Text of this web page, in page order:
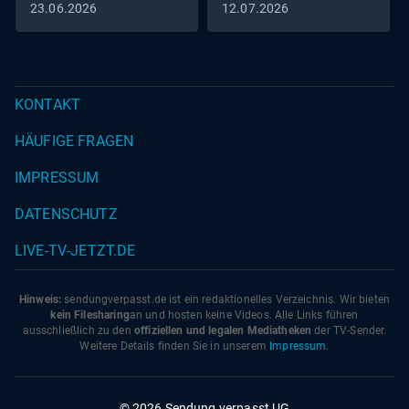
Venezianerinnen und Venezianer fürchten, ihre Stadt
könnte im Zuge des Klimawandels verschwinden. Daher
setzen sie auf einen mehrdimensionalen Ansatz aus
technischer Innovation und Renaturierungsmaßnahmen.
23.06.2026 12.07.2026
KONTAKT
HÄUFIGE FRAGEN
IMPRESSUM
DATENSCHUTZ
LIVE-TV-JETZT.DE
Hinweis: sendungverpasst.de ist ein redaktionelles Verzeichnis. Wir bieten
kein Filesharingan und hosten keine Videos. Alle Links führen
ausschließlich zu den offiziellen und legalen Mediatheken der TV-Sender.
Weitere Details finden Sie in unserem Impressum.